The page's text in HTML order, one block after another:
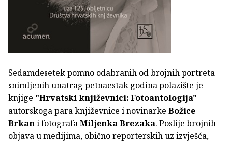
Sedamdesetek pomno odabranih od brojnih portreta
snimljenih unatrag petnaestak godina polazište je
knjige "Hrvatski književnici: Fotoantologija"
autorskoga para književnice i novinarke Božice
Brkani fotografaMiljenka Brezaka. Poslije brojnih
objava u medijima, obično reporterskih uz izvješća,